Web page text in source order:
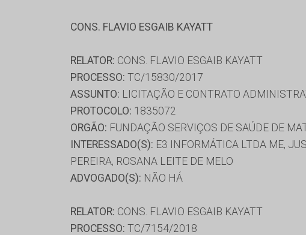
CONS. FLAVIO ESGAIB KAYATT
RELATOR: CONS. FLAVIO ESGAIB KAYATT
PROCESSO: TC/15830/2017
ASSUNTO: LICITAÇÃO E CONTRATO
PROTOCOLO: 1835072
ORGÃO: FUNDAÇÃO SERVIÇOS DE SAÚDE DE
INTERESSADO(S): E3 INFORMÁTICA LTDA ME,
PEREIRA, ROSANA LEITE DE MELO
ADVOGADO(S): NÃO HÁ
RELATOR: CONS. FLAVIO ESGAIB KAYATT
PROCESSO: TC/7154/2018